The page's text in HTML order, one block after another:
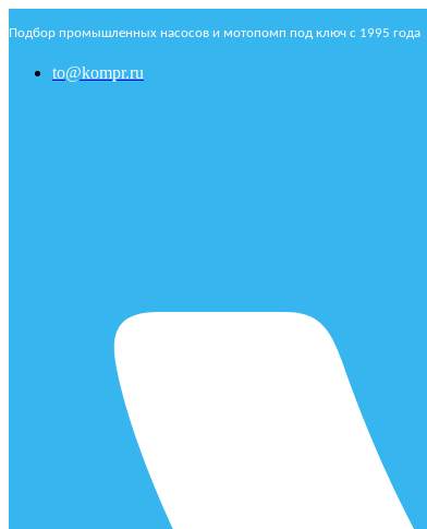
Подбор промышленных насосов и мотопомп под ключ с 1995 года
to@kompr.ru